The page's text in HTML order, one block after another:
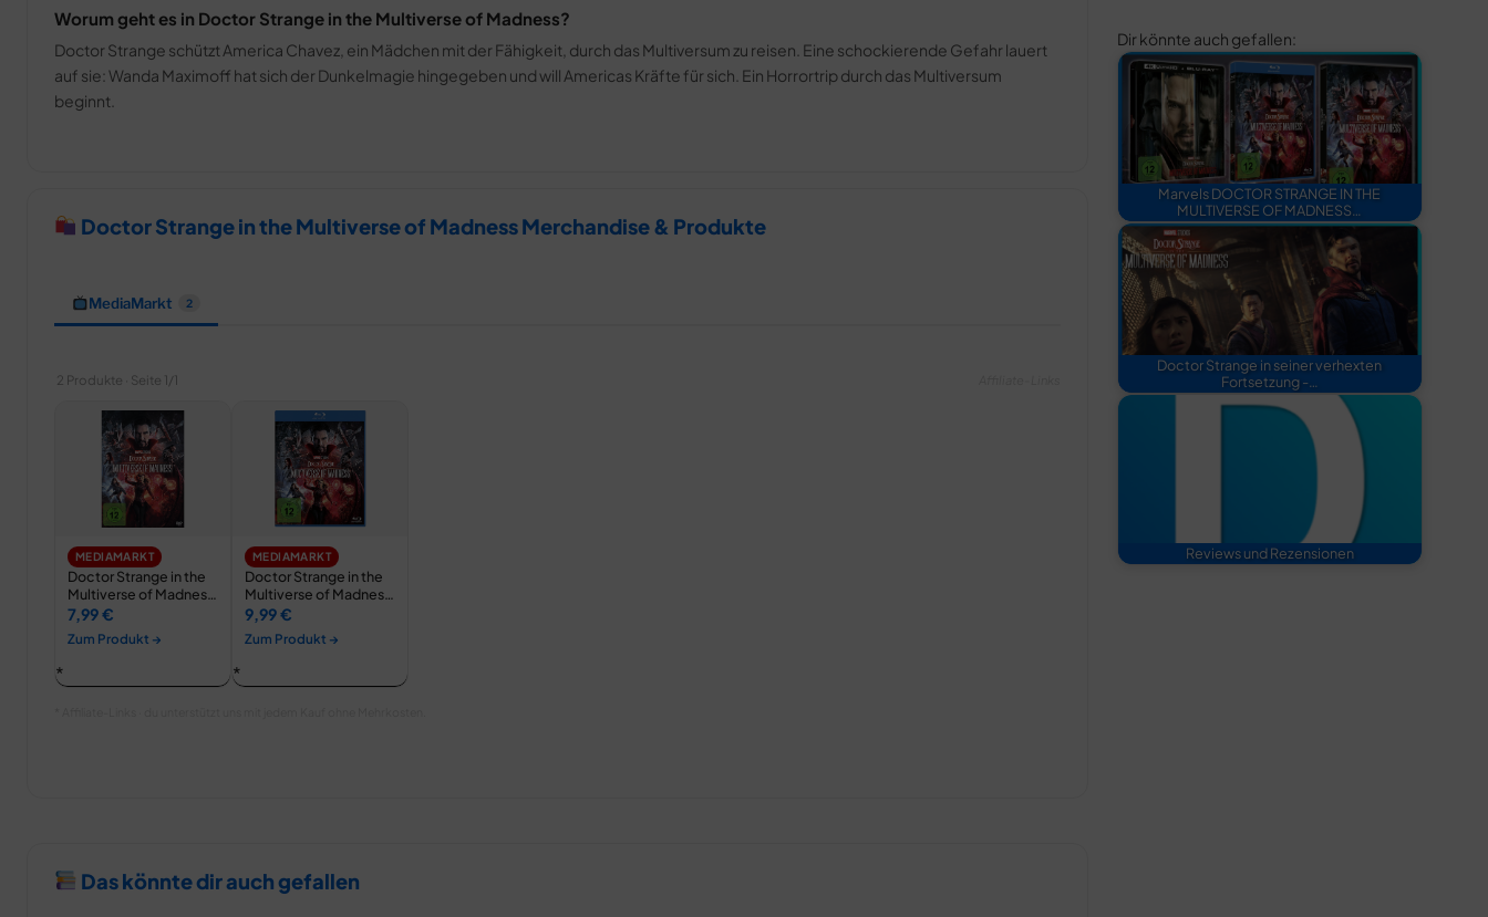
Worum geht es in Doctor Strange in the Multiverse of Madness?
Doctor Strange schützt America Chavez, ein Mädchen mit der Fähigkeit, durch das Multiversum zu reisen. Eine schockierende Gefahr lauert
auf sie: Wanda Maximoff hat sich der Dunkelmagie hingegeben und will Americas Kräfte für sich. Ein Horrortrip durch das Multiversum
beginnt.
Doctor Strange in the Multiverse of Madness Merchandise & Produkte
MediaMarkt 2
2 Produkte · Seite 1/1
MEDIAMARKT
Doctor Strange in the
Multiverse of Madness
DVD
7,99 €
Zum Produkt →
MEDIAMARKT
Doctor Strange in the
Multiverse of Madness
Blu-ray
9,99 €
Zum Produkt →
Das könnte dir auch gefallen
Dir könnte auch gefallen:
Marvels DOCTOR STRANGE IN THE
MULTIVERSE OF MADNESS…
Doctor Strange in seiner verhexten
Fortsetzung -…
Reviews und Rezensionen